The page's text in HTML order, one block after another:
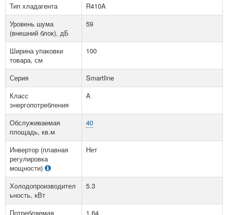
Тип хладагента
R410A
Уровень шума
(внешний блок), дБ
59
Ширина упаковки
товара, см
100
Серия
Smartline
Класс
энергопотребления
A
Обслуживаемая
площадь, кв.м
40
Инвертор (плавная
регулировка
мощности)
Нет
Холодопроизводител
ьность, кВт
5.3
Потребляемая
1.64